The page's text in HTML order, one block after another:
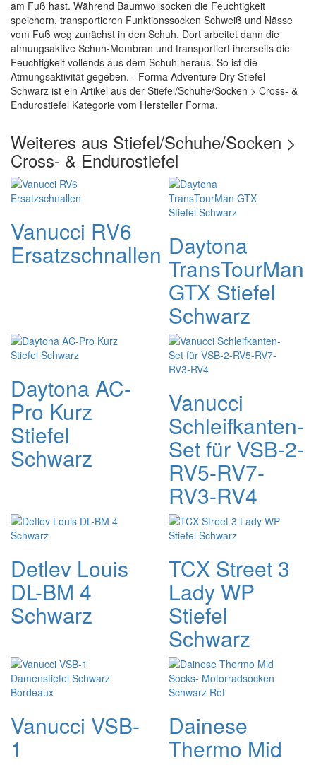
am Fuß hast. Während Baumwollsocken die Feuchtigkeit
speichern, transportieren Funktionssocken Schweiß und Nässe
vom Fuß weg zunächst in den Schuh. Dort arbeitet dann die
atmungsaktive Schuh-Membran und transportiert ihrerseits die
Feuchtigkeit vollends aus dem Schuh heraus. So ist die
Atmungsaktivität gegeben. - Forma Adventure Dry Stiefel
Schwarz ist ein Artikel aus der Stiefel/Schuhe/Socken > Cross- &
Endurostiefel Kategorie vom Hersteller Forma.
Weiteres aus Stiefel/Schuhe/Socken >
Cross- & Endurostiefel
Vanucci RV6
Ersatzschnallen Daytona
TransTourMan
GTX Stiefel
Schwarz
Daytona AC-
Pro Kurz
Stiefel
Schwarz
Vanucci
Schleifkanten-
Set für VSB-2-
RV5-RV7-
RV3-RV4
Detlev Louis
DL-BM 4
Schwarz
TCX Street 3
Lady WP
Stiefel
Schwarz
Vanucci VSB-
1
Dainese
Thermo Mid